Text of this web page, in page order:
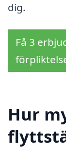
dig.
Få 3
Hur